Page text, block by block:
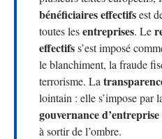
bénéficiaires effectifsest
toutes lesentreprises. Le
effectifss’est imposé
le blanchiment, la fraude
terrorisme. La
lointain : elle s’impose par
gouvernance d’entreprise
à sortir de l’ombre.